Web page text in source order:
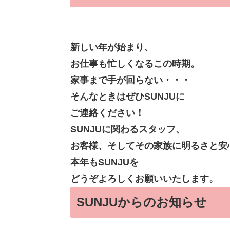
新しい年が始まり、
お仕事も忙しくなるこの時期。
家事まで手が回らない・・・
そんなときはぜひSUNJUに
ご連絡ください！
SUNJUに関わるスタッフ、
お客様、そしてその家族に明るさと安
本年もSUNJUを
どうぞよろしくお願いいたします。
SUNJUからのお知らせ